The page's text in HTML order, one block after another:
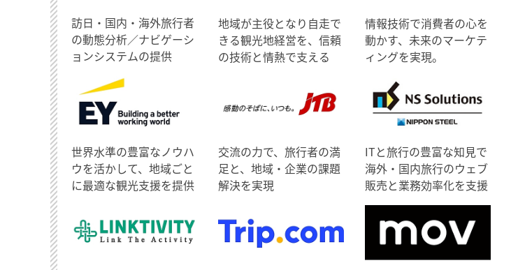
訪日・国内・海外旅行者
の動態分析／ナビゲーシ
ョンシステムの提供
地域が主役となり自走で
きる観光地経営を、信頼
の技術と情熱で支える
情報技術で消費者の心を
動かす、未来のマーケテ
ィングを実現。
世界水準の豊富なノウハ
ウを活かして、地域ごと
に最適な観光支援を提供
交流の力で、旅行者の満
足と、地域・企業の課題
解決を実現
ITと旅行の豊富な知見で
海外・国内旅行のウェブ
販売と業務効率化を支援